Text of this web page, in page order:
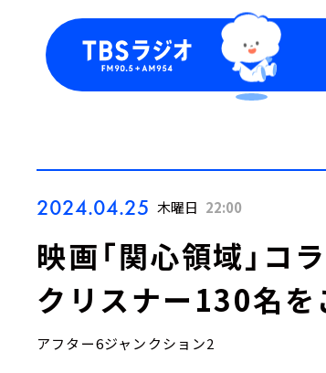
2024.04.25 木曜日 22:00
映画「関心領域」コ
クリスナー130名を
アフター6ジャンクション2